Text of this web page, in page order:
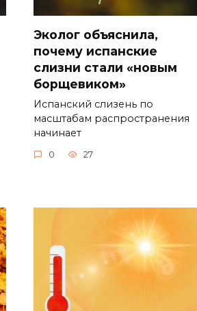
Эколог объяснила,
почему испанские
слизни стали «новым
борщевиком»
Испанский слизень по
масштабам распространения
начинает
0 27